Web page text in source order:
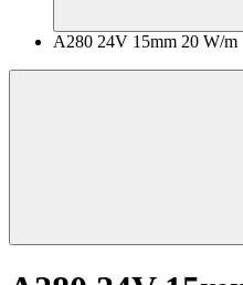
A280 24V 15mm 20 W/m